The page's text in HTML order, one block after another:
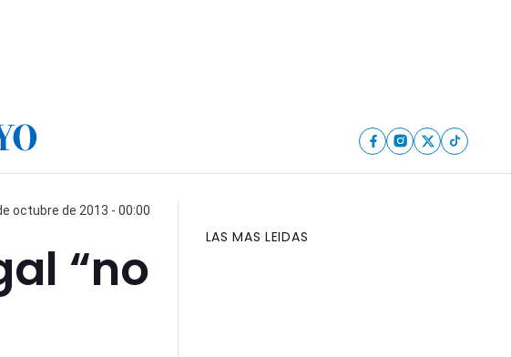
octubre de 2013 - 00:00
“no
LAS MAS LEIDAS